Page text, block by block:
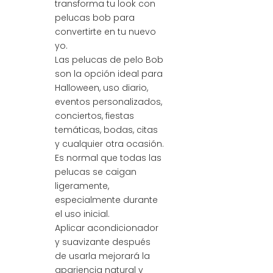
transforma tu look con
pelucas bob para
convertirte en tu nuevo
yo.
Las pelucas de pelo Bob
son la opción ideal para
Halloween, uso diario,
eventos personalizados,
conciertos, fiestas
temáticas, bodas, citas
y cualquier otra ocasión.
Es normal que todas las
pelucas se caigan
ligeramente,
especialmente durante
el uso inicial.
Aplicar acondicionador
y suavizante después
de usarla mejorará la
apariencia natural y